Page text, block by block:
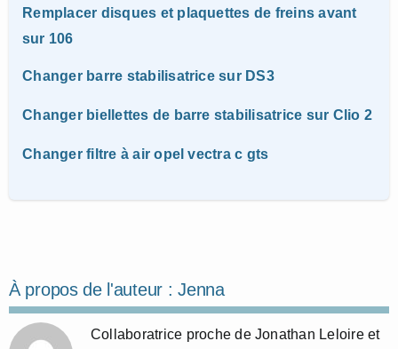
Remplacer disques et plaquettes de freins avant
sur 106
Changer barre stabilisatrice sur DS3
Changer biellettes de barre stabilisatrice sur Clio 2
Changer filtre à air opel vectra c gts
À propos de l'auteur :Jenna
Collaboratrice proche de Jonathan Leloire et